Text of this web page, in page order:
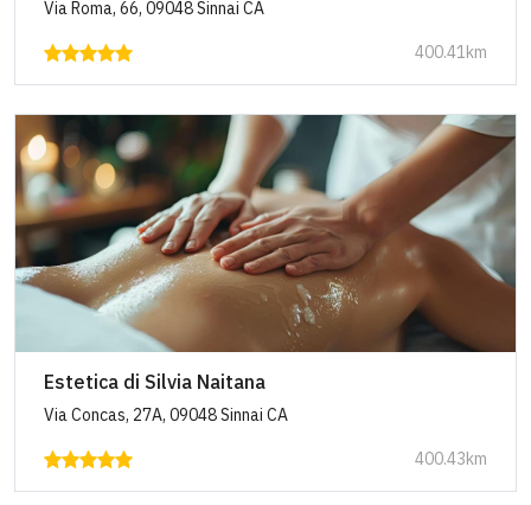
Via Roma, 66, 09048 Sinnai CA
400.41km
Estetica di Silvia Naitana
Via Concas, 27A, 09048 Sinnai CA
400.43km